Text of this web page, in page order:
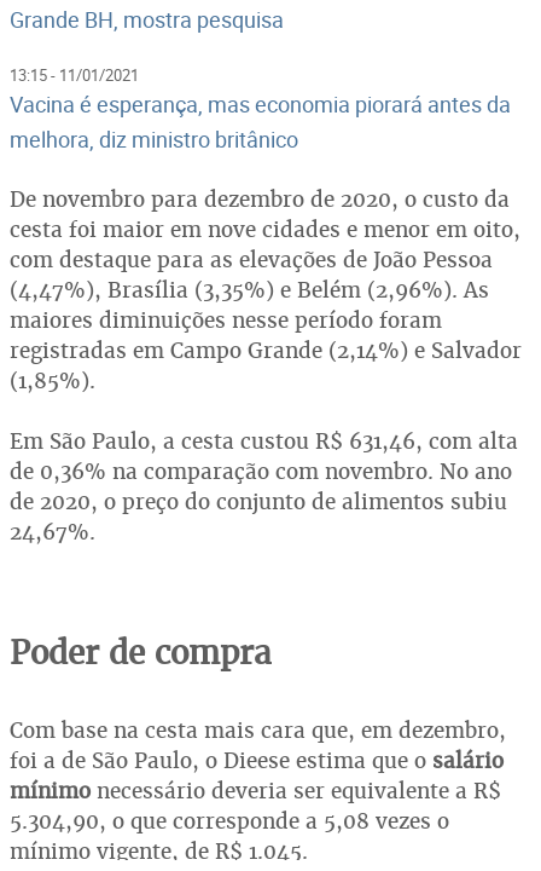
Grande BH, mostra pesquisa
13:15 - 11/01/2021
Vacina é esperança, mas economia piorará antes da
melhora, diz ministro britânico
De novembro para dezembro de 2020, o custo da
cesta foi maior em nove cidades e menor em oito,
com destaque para as elevações de João Pessoa
(4,47%), Brasília (3,35%) e Belém (2,96%). As
maiores diminuições nesse período foram
registradas em Campo Grande (2,14%) e Salvador
(1,85%).
Em São Paulo, a cesta custou R$ 631,46, com alta
de 0,36% na comparação com novembro. No ano
de 2020, o preço do conjunto de alimentos subiu
24,67%.
Poder de compra
Com base na cesta mais cara que, em dezembro,
foi a de São Paulo, o Dieese estima que o salário
mínimo necessário deveria ser equivalente a R$
5.304,90, o que corresponde a 5,08 vezes o
mínimo vigente, de R$ 1.045.